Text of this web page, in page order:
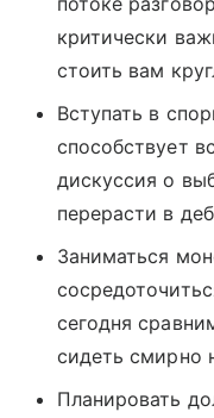
критически
стоить вам
Вступать в
способствует
дискуссия о
перерасти в
Заниматься
сегодня
сидеть смирно
Планировать